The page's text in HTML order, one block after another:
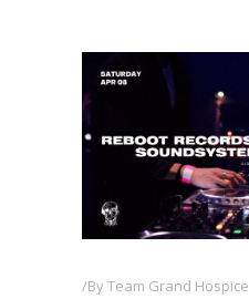
ByTeam Grand Hospice